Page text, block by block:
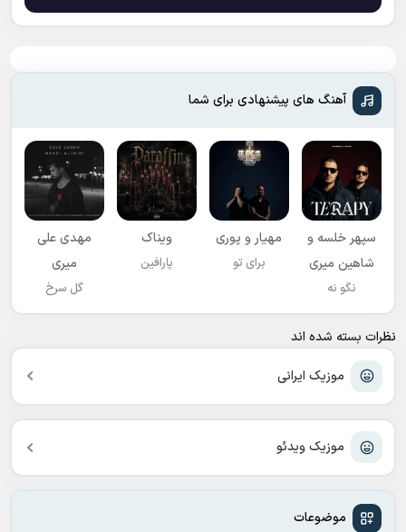
موزیک ایرانی
موزیک ویدئو
موضوعات
آهنگ های پیشنهادی برای شما
سپهر خلسه و
شاهین میری
نگو نه
مهیار و پوری
برای تو
ویناک
پارافین
مهدی علی
میری
گل سرخ
نظرات بسته شده اند